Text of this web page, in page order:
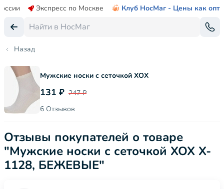
Экспресс по Москве Клуб НосМаг - Цены как опт
Назад
Мужские носки с сеточкой ХОХ
131 ₽ 247 ₽
6 Отзывов
Отзывы покупателей о товаре
"Мужские носки с сеточкой ХОХ X-
1128, БЕЖЕВЫЕ"